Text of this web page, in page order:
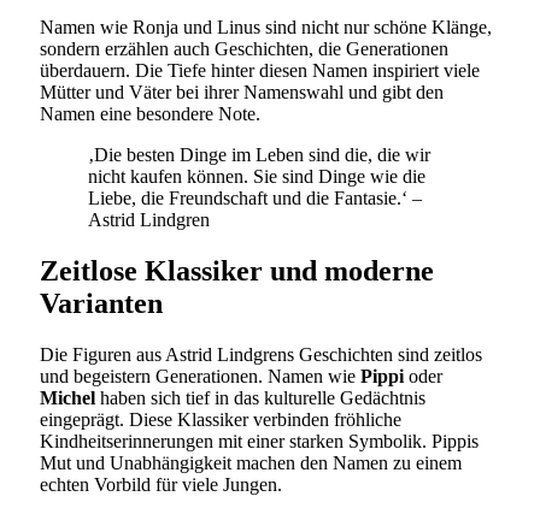
Namen wie Ronja und Linus sind nicht nur schöne Klänge,
sondern erzählen auch Geschichten, die Generationen
überdauern. Die Tiefe hinter diesen Namen inspiriert viele
Mütter und Väter bei ihrer Namenswahl und gibt den
Namen eine besondere Note.
‚Die besten Dinge im Leben sind die, die wir
nicht kaufen können. Sie sind Dinge wie die
Liebe, die Freundschaft und die Fantasie.‘ –
Astrid Lindgren
Zeitlose Klassiker und moderne
Varianten
Die Figuren aus Astrid Lindgrens Geschichten sind zeitlos
und begeistern Generationen. Namen wie Pippi oder
Michel haben sich tief in das kulturelle Gedächtnis
eingeprägt. Diese Klassiker verbinden fröhliche
Kindheitserinnerungen mit einer starken Symbolik. Pippis
Mut und Unabhängigkeit machen den Namen zu einem
echten Vorbild für viele Jungen.